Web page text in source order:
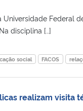
Federal
disciplina […]
social FACOS
realizam visita